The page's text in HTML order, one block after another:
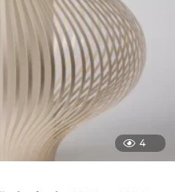
4